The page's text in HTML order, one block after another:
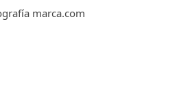
marca.com